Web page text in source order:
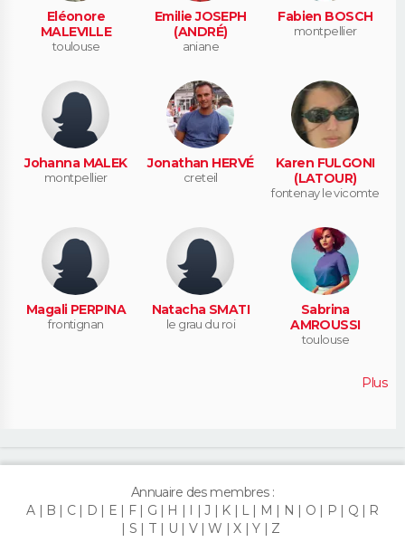
Eléonore
MALEVILLE
toulouse
Emilie JOSEPH
(ANDRÉ)
aniane
Fabien BOSCH
montpellier
Johanna MALEK
montpellier
Jonathan HERVÉ
creteil
Karen FULGONI
(LATOUR)
fontenay le vicomte
Magali PERPINA
frontignan
Natacha SMATI
le grau du roi
Sabrina
AMROUSSI
toulouse
Plus
Annuaire des membres :
A
B C D E F G H I J K L M N O P Q
R
S
T U V W X Y Z